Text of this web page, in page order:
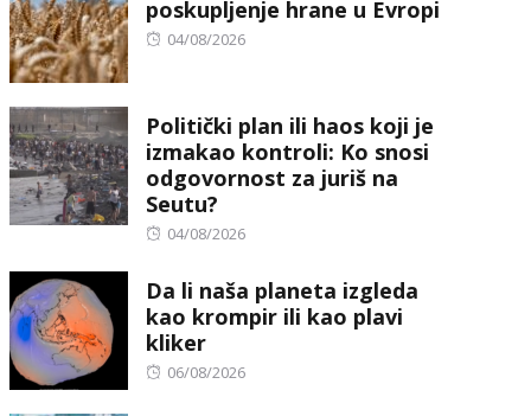
poskupljenje hrane u Evropi
Posted
04/08/2026
Politički plan ili haos koji je
izmakao kontroli: Ko snosi
odgovornost za juriš na
Seutu?
Posted
04/08/2026
Da li naša planeta izgleda
kao krompir ili kao plavi
kliker
Posted
06/08/2026